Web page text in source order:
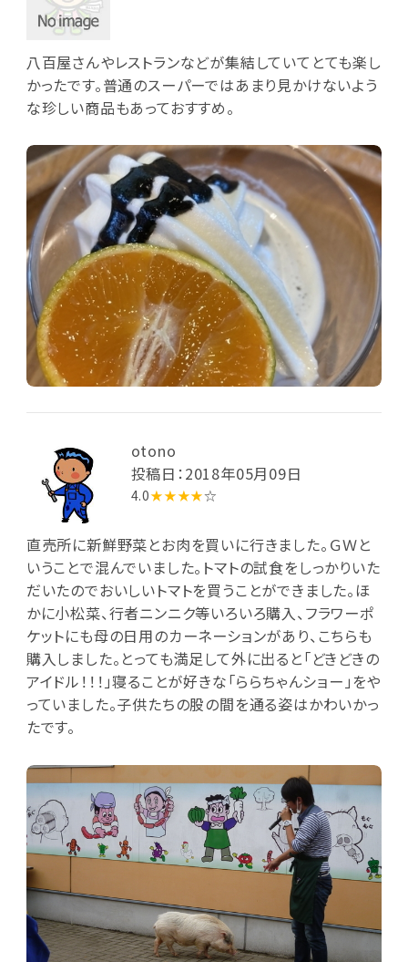
八百屋さんやレストランなどが集結していてとても楽し
かったです。普通のスーパーではあまり見かけないよう
な珍しい商品もあっておすすめ。
otono
投稿日：2018年05月09日
4.0★★★★☆
直売所に新鮮野菜とお肉を買いに行きました。ＧＷと
いうことで混んでいました。トマトの試食をしっかりいた
だいたのでおいしいトマトを買うことができました。ほ
かに小松菜、行者ニンニク等いろいろ購入、フラワーポ
ケットにも母の日用のカーネーションがあり、こちらも
購入しました。とっても満足して外に出ると「どきどきの
アイドル！！！」寝ることが好きな「ららちゃんショー」をや
っていました。子供たちの股の間を通る姿はかわいかっ
たです。